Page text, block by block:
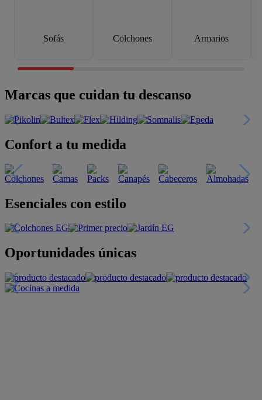
Sofás Colchones Armarios
Marcas que cuidan tu descanso
Confort a tu medida
Esenciales con estilo
Oportunidades únicas